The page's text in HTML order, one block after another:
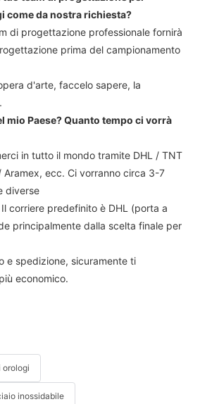
come da nostra richiesta?
di progettazione professionale fornirà
prima del campionamento
d'arte, faccelo sapere, la
mio Paese? Quanto tempo ci vorrà
in tutto il mondo tramite DHL / TNT
Aramex, ecc. Ci vorranno circa 3-7
diverse
corriere predefinito è DHL (porta a
principalmente dalla scelta finale per
e spedizione, sicuramente ti
economico.
orologi
inossidabile